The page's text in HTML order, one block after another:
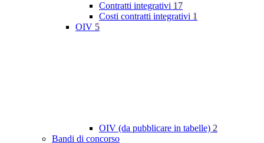
Contratti integrativi 17
Costi contratti integrativi 1
OIV 5
OIV (da pubblicare in tabelle) 2
Bandi di concorso